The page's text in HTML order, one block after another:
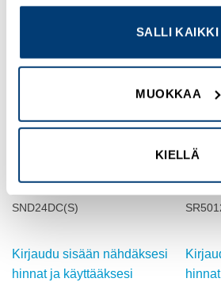
SALLI KAIKKI
MUOKKAA
KIELLÄ
wishlist
SND24DC(S)
Kirjaudu sisään nähdäksesi
hinnat ja käyttääksesi
OMRON